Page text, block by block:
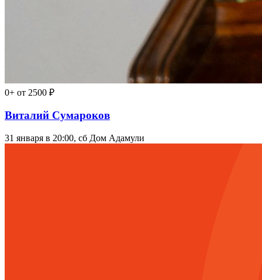
0+ от 2500 ₽
Виталий Сумароков
31 января в 20:00, сб Дом Адамули